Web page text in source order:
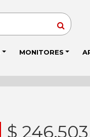
MONITORES
$ 246.503